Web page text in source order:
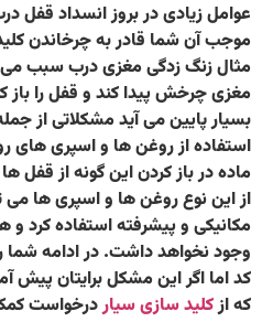
عوامل زیادی در بروز انسداد قفل
موجب آن شما قادر به چرخاندن
مثال زنگ زدگی مغزی درب سبب می
مغزی چرخش پیدا کند و قفل را باز
بسیار پایین می آید مشکلاتی از
استفاده از روغن ها و اسپری های
ماده در باز کردن این گونه از قفل
از این نوع روغن ها و اسپری ها می
مکانیکی و پیشرفته استفاده کرد و
وجود نخواهد داشت. در ادامه شما
کد اما اگر این مشکل برایتان پیش
که ازکلید سازی سیاردرخواست